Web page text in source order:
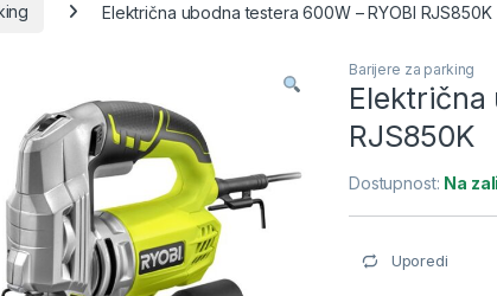
Električna ubodna testera 600W – RYOBI RJS850K
Barijere za parking
Električna
RJS850K
Dostupnost: Na
Uporedi